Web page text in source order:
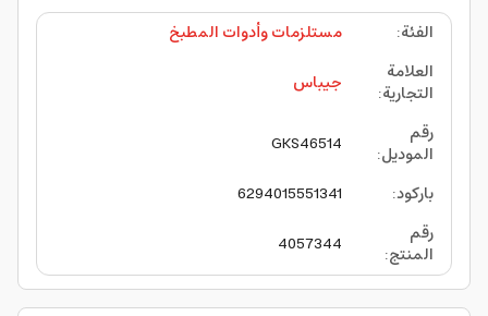
الفئة:
مستلزمات وأدوات المطبخ
العلامة
التجارية:
جيباس
رقم
الموديل:
GKS46514
باركود:
6294015551341
رقم
المنتج:
4057344